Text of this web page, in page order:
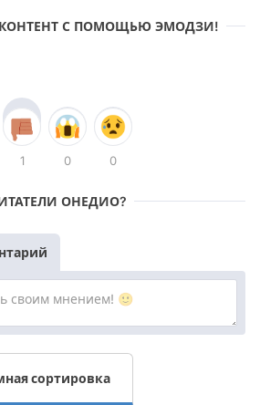
КОНТЕНТ С ПОМОЩЬЮ ЭМОДЗИ!
1 0 0
ОНЕДИО?
сортировка